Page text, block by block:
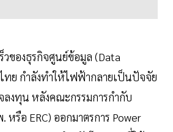
วของธุรกิจศูนย์ข้อมูล (Data
ทย กำลังทำให้ไฟฟ้ากลายเป็นปัจจัย
งทุน หลังคณะกรรมการกำกับ
หรือ ERC) ออกมาตรการ Power